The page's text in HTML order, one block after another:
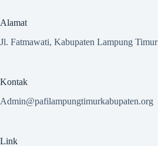
Alamat
Jl. Fatmawati, Kabupaten Lampung Timur
Kontak
Admin@pafilampungtimurkabupaten.org
Link